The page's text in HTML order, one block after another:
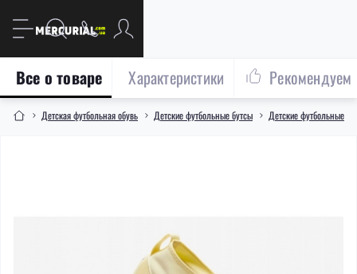
Детская футбольная обувь Детские футбольные бутсы Детские футбольные
Все о товаре Характеристики Рекомендуем